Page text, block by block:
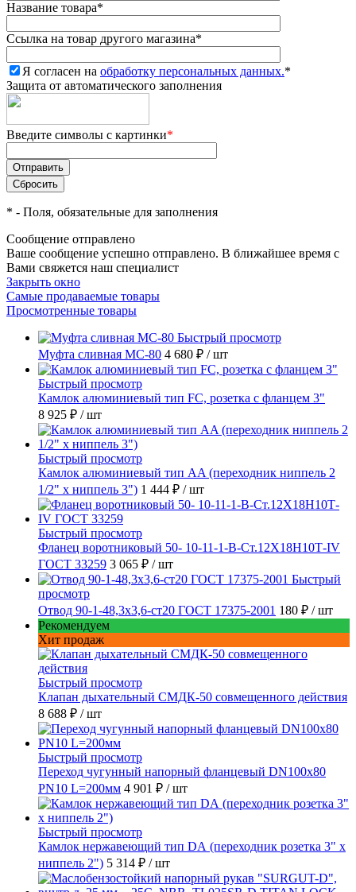
Название товара*
Ссылка на товар другого магазина*
Я согласен на обработку персональных данных.*
Защита от автоматического заполнения
Введите символы с картинки*
* - Поля, обязательные для заполнения
Сообщение отправлено
Ваше сообщение успешно отправлено. В ближайшее время с
Вами свяжется наш специалист
Закрыть окно
Самые продаваемые товары
Просмотренные товары
Быстрый просмотр
Муфта сливная МС-80 4 680 ₽ / шт
Быстрый просмотр
Камлок алюминиевый тип FC, розетка с фланцем 3"
8 925 ₽ / шт
Быстрый просмотр
Камлок алюминиевый тип AA (переходник ниппель 2
1/2" х ниппель 3") 1 444 ₽ / шт
Быстрый просмотр
Фланец воротниковый 50- 10-11-1-B-Ст.12Х18Н10Т-IV
ГОСТ 33259 3 065 ₽ / шт
Быстрый
просмотр
Отвод 90-1-48,3х3,6-ст20 ГОСТ 17375-2001 180 ₽ / шт
Рекомендуем
Хит продаж
Быстрый просмотр
Клапан дыхательный СМДК-50 совмещенного действия
8 688 ₽ / шт
Быстрый просмотр
Переход чугунный напорный фланцевый DN100х80
PN10 L=200мм 4 901 ₽ / шт
Быстрый просмотр
Камлок нержавеющий тип DА (переходник розетка 3" х
ниппель 2") 5 314 ₽ / шт